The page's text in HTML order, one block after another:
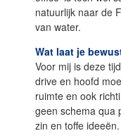
natuurlijk naar de
van water.
Wat laat je
Voor mij is deze
drive en hoofd
ruimte en ook
geen schema qua
zin en toffe ideeën.